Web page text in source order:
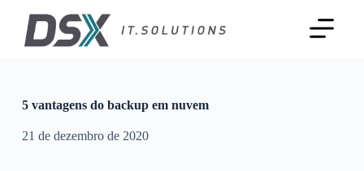
5 vantagens do backup em nuvem
21 de dezembro de 2020